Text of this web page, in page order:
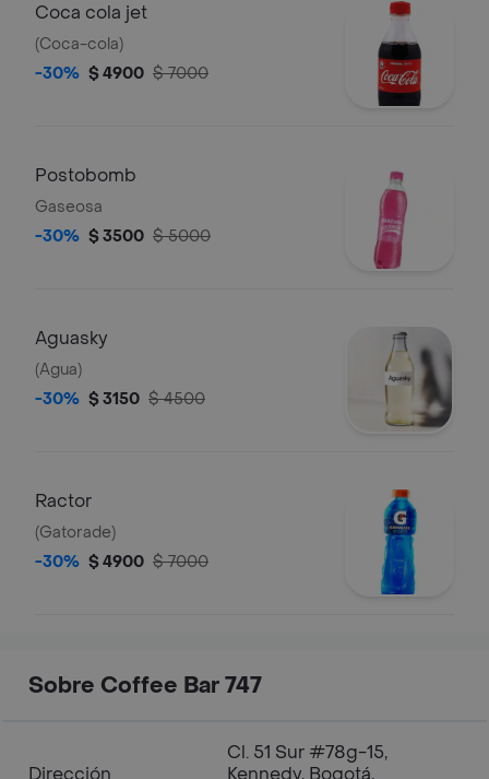
Coca cola jet
(Coca-cola)
-30% $ 4900 $ 7000
Postobomb
Gaseosa
-30% $ 3500 $ 5000
Aguasky
(Agua)
-30% $ 3150 $ 4500
Ractor
(Gatorade)
-30% $ 4900 $ 7000
Sobre Coffee Bar 747
Dirección
Cl. 51 Sur #78g-15,
Kennedy, Bogotá,